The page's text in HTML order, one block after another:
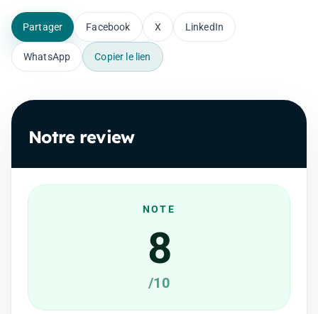
Partager Facebook X LinkedIn
WhatsApp Copier le lien
Notre review
NOTE
8
/10